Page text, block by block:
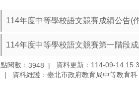
114年度中等學校語文競賽成績公告(
114年度中等學校語文競賽第一階段
點閱數： 3948 資料更新：114-09-14
資料維護：臺北市政府教育局中等教育科